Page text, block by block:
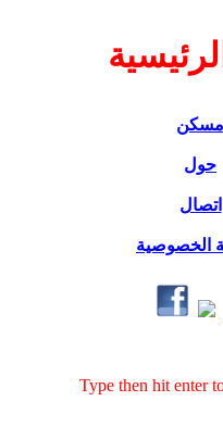
مسكن
حول
اتصال
الخصوصية
Type then hit enter